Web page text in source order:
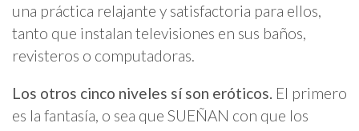
una práctica relajante y satisfactoria para ellos,
tanto que instalan televisiones en sus baños,
revisteros o computadoras.
Los otros cinco niveles sí son eróticos. El primero
es la fantasía, o sea que SUEÑAN con que los